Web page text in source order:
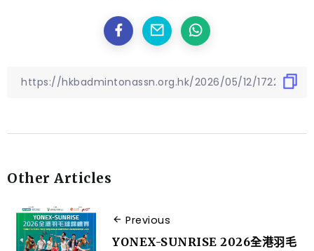
Other Articles
Previous
YONEX-SUNRISE 2026全港羽毛